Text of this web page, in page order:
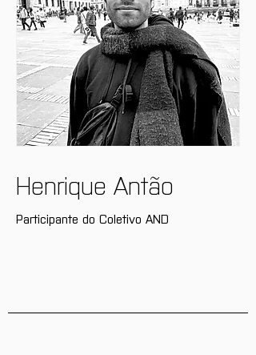
Henrique Antão
Participante do Coletivo AND